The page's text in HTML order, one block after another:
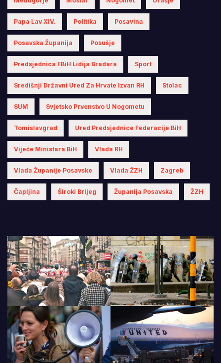
Papa Lav XIV. Politika Posavina
Posavska Županija Posušje
Predsjednica FBiH Lidija Bradara Sport
Središnji Državni Ured Za Hrvate Izvan RH Stolac
SUM Svjetsko Prvenstvo U Nogometu
Tomislavgrad Ured Predsjednice Federacije BiH
Vijeće Ministara BiH Vlada RH
Vlada Županije Posavske Vlada ŽZH Zagreb
Čapljina Široki Brijeg Županija Posavska ŽZH